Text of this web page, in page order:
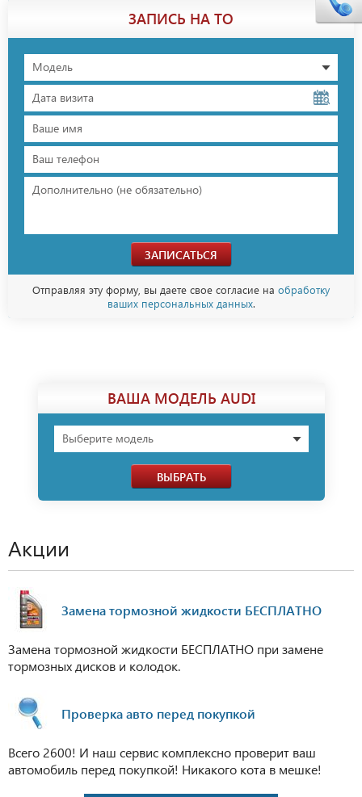
ВАША МОДЕЛЬ AUDI
Выберите модель
ВЫБРАТЬ
Акции
Замена тормозной жидкости БЕСПЛАТНО
Замена тормозной жидкости БЕСПЛАТНО при замене
тормозных дисков и колодок.
Проверка авто перед покупкой
Всего 2600! И наш сервис комплексно проверит ваш
автомобиль перед покупкой! Никакого кота в мешке!
ЗАПИСЬ НА ТО
Модель
ЗАПИСАТЬСЯ
Отправляя эту форму, вы даете свое согласие на обработку
ваших персональных данных.